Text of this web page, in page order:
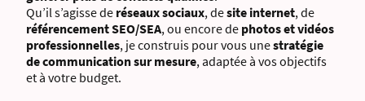
Qu’il s’agisse de réseaux sociaux, desite internet, de
référencement SEO/SEA, ou encore de photos et vidéos
professionnelles, je construis pour vous unestratégie
de communication sur mesure, adaptée à vos objectifs
et à votre budget.